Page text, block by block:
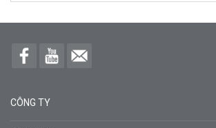
CÔNG TY